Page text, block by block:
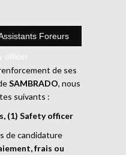
Foreurs
officer
de ses
SAMBRADO, nous
suivants :
(1) Safety officer
de candidature
frais ou